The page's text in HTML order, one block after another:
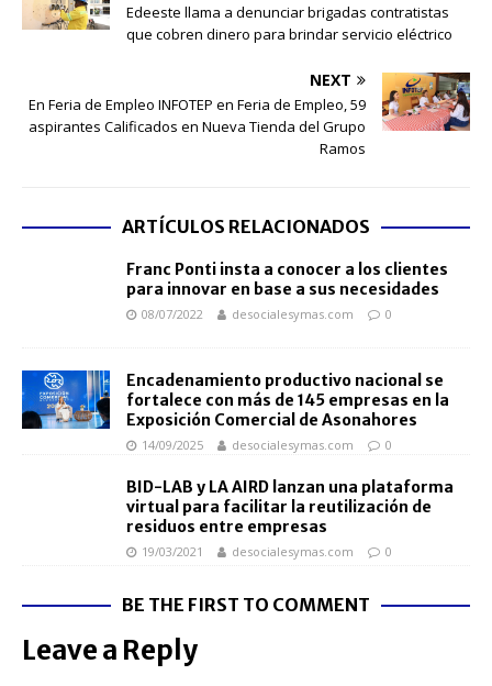
Edeeste llama a denunciar brigadas contratistas
que cobren dinero para brindar servicio eléctrico
NEXT
En Feria de Empleo INFOTEP en Feria de Empleo, 59
aspirantes Calificados en Nueva Tienda del Grupo
Ramos
ARTÍCULOS RELACIONADOS
Franc Ponti insta a conocer a los clientes
para innovar en base a sus necesidades
08/07/2022 desocialesymas.com 0
Encadenamiento productivo nacional se
fortalece con más de 145 empresas en la
Exposición Comercial de Asonahores
14/09/2025 desocialesymas.com 0
BID-LAB y LA AIRD lanzan una plataforma
virtual para facilitar la reutilización de
residuos entre empresas
19/03/2021 desocialesymas.com 0
BE THE FIRST TO COMMENT
Leave a Reply